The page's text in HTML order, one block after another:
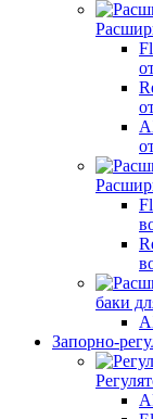
баки
Запорно-